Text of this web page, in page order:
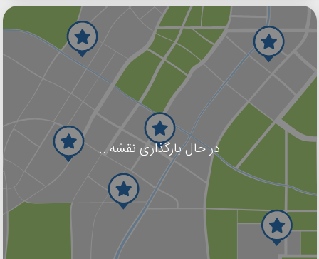
در حال بارگذاری نقشه...